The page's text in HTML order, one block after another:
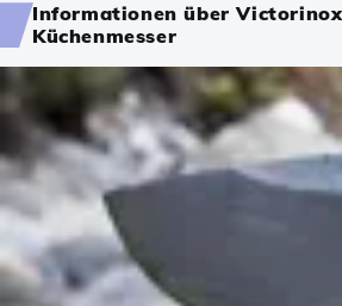
Informationen über
Küchenmesser